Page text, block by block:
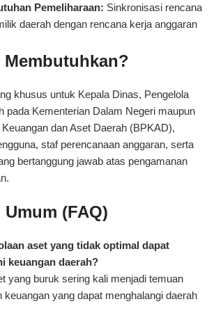
Pemeliharaan: Sinkronisasi rencana
daerah dengan rencana kerja anggaran
Membutuhkan?
khusus untuk Kepala Dinas, Pengelola
pada Kementerian Dalam Negeri maupun
dan Aset Daerah (BPKAD),
staf perencanaan anggaran, serta
bertanggung jawab atas pengamanan
(FAQ)
aset yang tidak optimal dapat
keuangan daerah?
yang buruk sering kali menjadi temuan
keuangan yang dapat menghalangi daerah